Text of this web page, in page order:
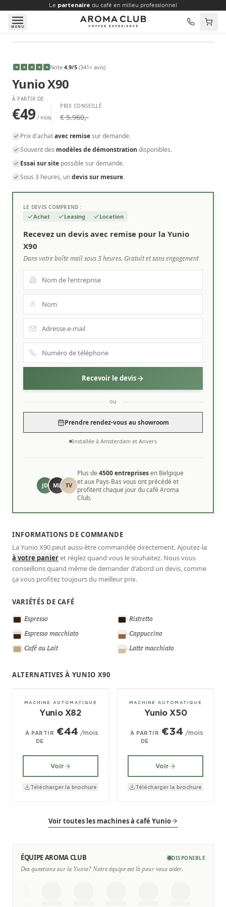
Aller au contenu principal
Le partenaire du café en milieu professionnel
MENU
€49 /mois
★ ★ ★ ★ ★ Note 4.9/5 (341+ avis)
Yunio X90
À PARTIR DE
€49 / mois
PRIX CONSEILLÉ
€ 5.960,-
Prix d'achatavec remisesur demande.
Souvent des modèles de démonstration disponibles.
Essai sur site possible sur demande.
Sous 3 heures, undevis sur mesure.
LE DEVIS COMPREND :
Achat Leasing Location
Recevez un devis avec remise pour la Yunio
X90
Dans votre boîte mail sous 3 heures. Gratuit et sans engagement
Recevoir le devis
ou
Prendre rendez-vous au showroom
Installée à Amsterdam et Anvers
JD ML TV
Plus de4500 entreprisesen Belgique
et aux Pays-Bas vous ont précédé et
profitent chaque jour du café Aroma
Club.
INFORMATIONS DE COMMANDE
La Yunio X90 peut aussi être commandée directement. Ajoutez-la
à votre panieret réglez quand vous le souhaitez. Nous vous
conseillons quand même de demander d'abord un devis, comme
ça vous profitez toujours du meilleur prix.
VARIÉTÉS DE CAFÉ
Espresso
Ristretto
Espresso macchiato
Cappuccino
Café au Lait
Latte macchiato
ALTERNATIVES À YUNIO X90
± 100/jour
MACHINE AUTOMATIQUE
Yunio X82
À PARTIR
DE
€44 /mois
Voir
Télécharger la brochure
± 70/jour
MACHINE AUTOMATIQUE
Yunio X50
À PARTIR
DE
€34 /mois
Voir
Télécharger la brochure
Voir toutes les machines à café Yunio
ÉQUIPE AROMA CLUB DISPONIBLE
Des questions sur la Yunio? Notre équipe est là pour vous aider.